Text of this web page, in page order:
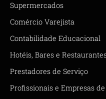
Supermercados
Comércio Varejista
Contabilidade Educacional
Hotéis, Bares e
Prestadores de Serviço
Profissionais e Empresas de